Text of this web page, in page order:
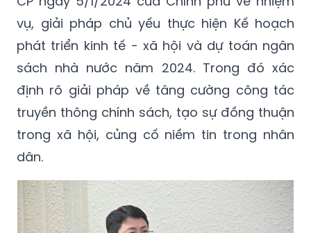
phát triển kinh tế - xã hội và dự toán ngân
sách nhà nước năm 2024. Trong đó xác
định rõ giải pháp về tăng cường công tác
truyền thông chính sách, tạo sự đồng thuận
trong xã hội, củng cố niềm tin trong nhân
dân.